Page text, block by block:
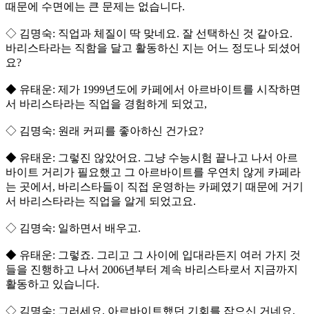
때문에 수면에는 큰 문제는 없습니다.
◇ 김명숙: 직업과 체질이 딱 맞네요. 잘 선택하신 것 같아요.
바리스타라는 직함을 달고 활동하신 지는 어느 정도나 되셨어
요?
◆ 유태운: 제가 1999년도에 카페에서 아르바이트를 시작하면
서 바리스타라는 직업을 경험하게 되었고,
◇ 김명숙: 원래 커피를 좋아하신 건가요?
◆ 유태운: 그렇진 않았어요. 그냥 수능시험 끝나고 나서 아르
바이트 거리가 필요했고 그 아르바이트를 우연치 않게 카페라
는 곳에서, 바리스타들이 직접 운영하는 카페였기 때문에 거기
서 바리스타라는 직업을 알게 되었고요.
◇ 김명숙: 일하면서 배우고.
◆ 유태운: 그렇죠. 그리고 그 사이에 입대라든지 여러 가지 것
들을 진행하고 나서 2006년부터 계속 바리스타로서 지금까지
활동하고 있습니다.
◇ 김명숙: 그러세요. 아르바이트했던 기회를 잡으신 거네요,